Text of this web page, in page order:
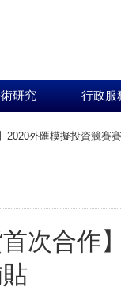
研究 行政服
2020外匯模擬投資競賽
首次合作